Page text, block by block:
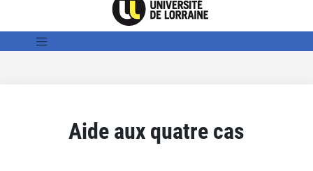
Aide aux quatre cas